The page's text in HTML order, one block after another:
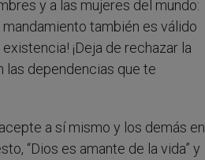
y a las mujeres del mundo:
también es válido
¡Deja de rechazar la
las dependencias que te
a sí mismo y los demás en
“Dios es amante de la vida” y